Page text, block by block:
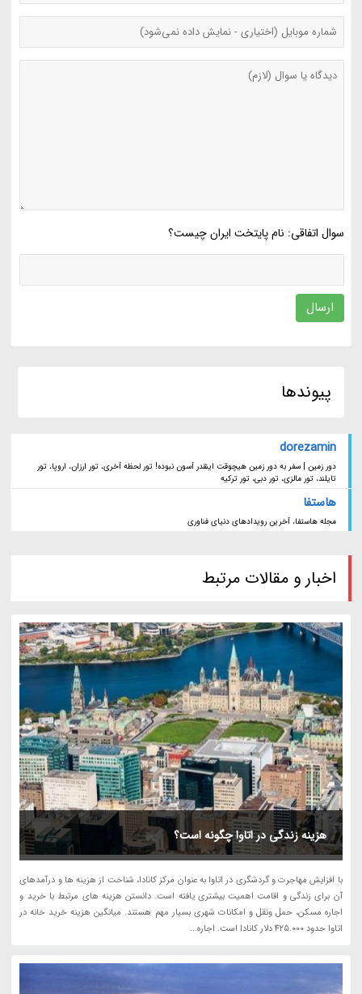
سوال اتفاقی: نام پایتخت ایران چیست؟
ارسال
پیوندها
dorezamin
دور زمین | سفر به دور زمین هیچوقت اینقدر آسون نبوده! تور لحظه آخری، تور ارزان، اروپا، تور
تایلند، تور مالزی، تور دبی، تور ترکیه
هاستفا
مجله هاستفا، آخرین رویدادهای دنیای فناوری
اخبار و مقالات مرتبط
هزینه زندگی در اتاوا چگونه است؟
با افزایش مهاجرت و گردشگری در اتاوا به عنوان مرکز کانادا، شناخت از هزینه ها و درآمدهای
آن برای زندگی و اقامت اهمیت بیشتری یافته است. دانستن هزینه های مرتبط با خرید و
اجاره مسکن، حمل ونقل و امکانات شهری بسیار مهم هستند. میانگین هزینه خرید خانه در
اتاوا حدود 425.000 دلار کانادا است. اجاره...